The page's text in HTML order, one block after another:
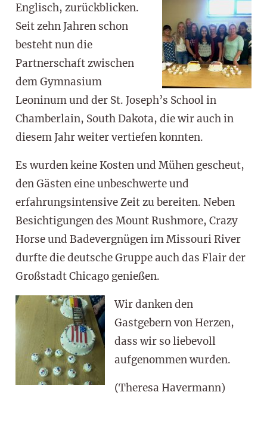
Englisch, zurückblicken.
Seit zehn Jahren schon
besteht nun die
Partnerschaft zwischen
dem Gymnasium
Leoninum und der St. Joseph’s School in
Chamberlain, South Dakota, die wir auch in
diesem Jahr weiter vertiefen konnten.
Es wurden keine Kosten und Mühen gescheut,
den Gästen eine unbeschwerte und
erfahrungsintensive Zeit zu bereiten. Neben
Besichtigungen des Mount Rushmore, Crazy
Horse und Badevergnügen im Missouri River
durfte die deutsche Gruppe auch das Flair der
Großstadt Chicago genießen.
Wir danken den
Gastgebern von Herzen,
dass wir so liebevoll
aufgenommen wurden.
(Theresa Havermann)